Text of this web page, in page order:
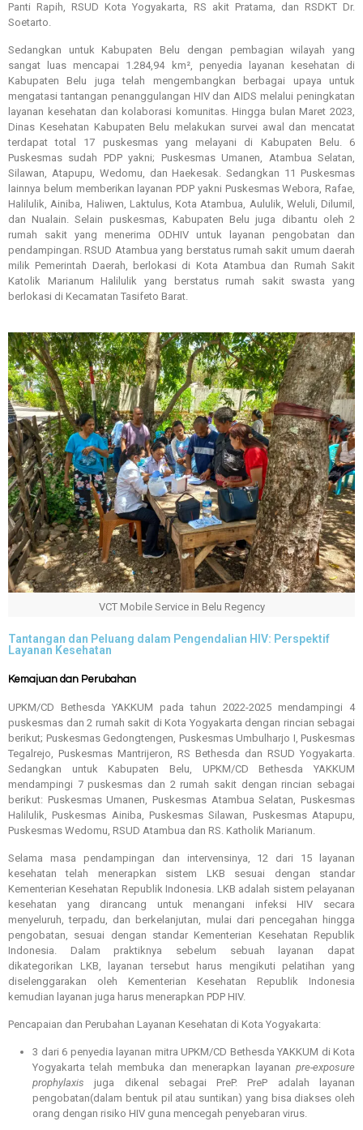
Panti Rapih, RSUD Kota Yogyakarta, RS akit Pratama, dan RSDKT Dr.
Soetarto.
Sedangkan untuk Kabupaten Belu dengan pembagian wilayah yang
sangat luas mencapai 1.284,94 km², penyedia layanan kesehatan di
Kabupaten Belu juga telah mengembangkan berbagai upaya untuk
mengatasi tantangan penanggulangan HIV dan AIDS melalui peningkatan
layanan kesehatan dan kolaborasi komunitas. Hingga bulan Maret 2023,
Dinas Kesehatan Kabupaten Belu melakukan survei awal dan mencatat
terdapat total 17 puskesmas yang melayani di Kabupaten Belu. 6
Puskesmas sudah PDP yakni; Puskesmas Umanen, Atambua Selatan,
Silawan, Atapupu, Wedomu, dan Haekesak. Sedangkan 11 Puskesmas
lainnya belum memberikan layanan PDP yakni Puskesmas Webora, Rafae,
Halilulik, Ainiba, Haliwen, Laktulus, Kota Atambua, Aululik, Weluli, Dilumil,
dan Nualain. Selain puskesmas, Kabupaten Belu juga dibantu oleh 2
rumah sakit yang menerima ODHIV untuk layanan pengobatan dan
pendampingan. RSUD Atambua yang berstatus rumah sakit umum daerah
milik Pemerintah Daerah, berlokasi di Kota Atambua dan Rumah Sakit
Katolik Marianum Halilulik yang berstatus rumah sakit swasta yang
berlokasi di Kecamatan Tasifeto Barat.
VCT Mobile Service in Belu Regency
Tantangan dan Peluang dalam Pengendalian HIV: Perspektif
Layanan Kesehatan
Kemajuan dan Perubahan
UPKM/CD Bethesda YAKKUM pada tahun 2022-2025 mendampingi 4
puskesmas dan 2 rumah sakit di Kota Yogyakarta dengan rincian sebagai
berikut; Puskesmas Gedongtengen, Puskesmas Umbulharjo I, Puskesmas
Tegalrejo, Puskesmas Mantrijeron, RS Bethesda dan RSUD Yogyakarta.
Sedangkan untuk Kabupaten Belu, UPKM/CD Bethesda YAKKUM
mendampingi 7 puskesmas dan 2 rumah sakit dengan rincian sebagai
berikut: Puskesmas Umanen, Puskesmas Atambua Selatan, Puskesmas
Halilulik, Puskesmas Ainiba, Puskesmas Silawan, Puskesmas Atapupu,
Puskesmas Wedomu, RSUD Atambua dan RS. Katholik Marianum.
Selama masa pendampingan dan intervensinya, 12 dari 15 layanan
kesehatan telah menerapkan sistem LKB sesuai dengan standar
Kementerian Kesehatan Republik Indonesia. LKB adalah sistem pelayanan
kesehatan yang dirancang untuk menangani infeksi HIV secara
menyeluruh, terpadu, dan berkelanjutan, mulai dari pencegahan hingga
pengobatan, sesuai dengan standar Kementerian Kesehatan Republik
Indonesia. Dalam praktiknya sebelum sebuah layanan dapat
dikategorikan LKB, layanan tersebut harus mengikuti pelatihan yang
diselenggarakan oleh Kementerian Kesehatan Republik Indonesia
kemudian layanan juga harus menerapkan PDP HIV.
Pencapaian dan Perubahan Layanan Kesehatan di Kota Yogyakarta:
3 dari 6 penyedia layanan mitra UPKM/CD Bethesda YAKKUM di Kota
Yogyakarta telah membuka dan menerapkan layanan pre-exposure
prophylaxis juga dikenal sebagai PreP. PreP adalah layanan
pengobatan(dalam bentuk pil atau suntikan) yang bisa diakses oleh
orang dengan risiko HIV guna mencegah penyebaran virus.